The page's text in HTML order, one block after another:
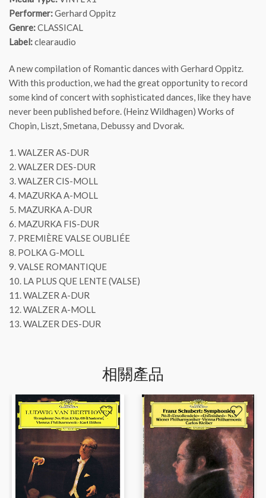
Performer:Gerhard Oppitz
Genre:CLASSICAL
Label:clearaudio
A new compilation of Romantic dances with Gerhard Oppitz.
With this production, we had the great opportunity to record
some kind of concert with sophisticated dances, like they have
never been published before. (Heinz Wildhagen) Works of
Chopin, Liszt, Smetana, Debussy and Dvorak.
1. WALZER AS-DUR
2. WALZER DES-DUR
3. WALZER CIS-MOLL
4. MAZURKA A-MOLL
5. MAZURKA A-DUR
6. MAZURKA FIS-DUR
7. PREMIÈRE VALSE OUBLIÉE
8. POLKA G-MOLL
9. VALSE ROMANTIQUE
10. LA PLUS QUE LENTE (VALSE)
11. WALZER A-DUR
12. WALZER A-MOLL
13. WALZER DES-DUR
相關產品